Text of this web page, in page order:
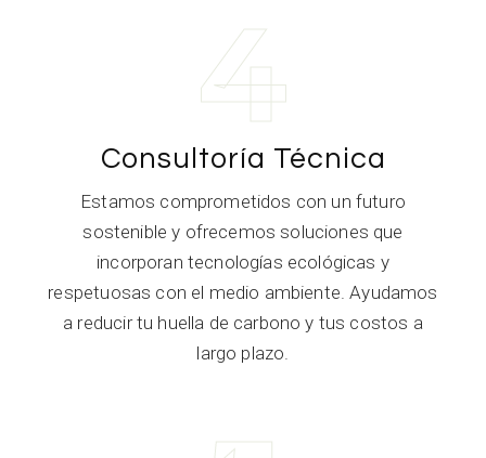
4
Consultoría Técnica
Estamos comprometidos con un futuro
sostenible y ofrecemos soluciones que
incorporan tecnologías ecológicas y
respetuosas con el medio ambiente. Ayudamos
a reducir tu huella de carbono y tus costos a
largo plazo.